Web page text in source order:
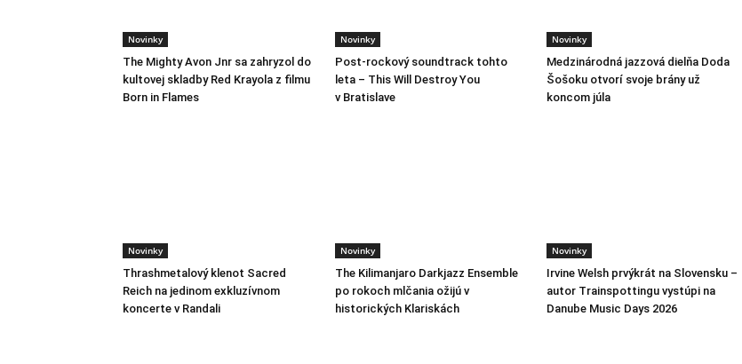
Novinky
The Mighty Avon Jnr sa zahryzol do
kultovej skladby Red Krayola z filmu
Born in Flames
Novinky
Post-rockový soundtrack tohto
leta – This Will Destroy You
v Bratislave
Novinky
Medzinárodná jazzová dielňa Doda
Šošoku otvorí svoje brány už
koncom júla
Novinky
Thrashmetalový klenot Sacred
Reich na jedinom exkluzívnom
koncerte v Randali
Novinky
The Kilimanjaro Darkjazz Ensemble
po rokoch mlčania ožijú v
historických Klariskách
Novinky
Irvine Welsh prvýkrát na Slovensku –
autor Trainspottingu vystúpi na
Danube Music Days 2026